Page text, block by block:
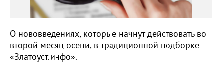
О нововведениях, которые начнут действовать во
второй месяц осени, в традиционной подборке
«Златоуст.инфо».